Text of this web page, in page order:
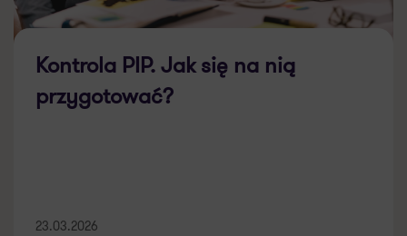
Kontrola PIP. Jak się na nią
przygotować?
23.03.2026